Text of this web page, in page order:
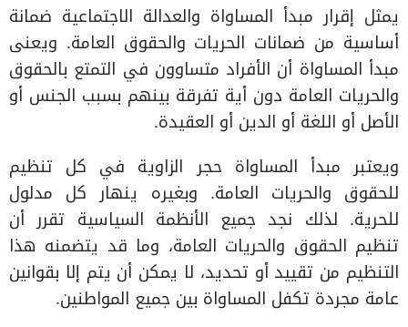
يمثل إقرار مبدأ المساواة والعدالة الاجتماعية ضمانة
أساسية من ضمانات الحريات والحقوق العامة. ويعنى
مبدأ المساواة أن الأفراد متساوون في التمتع بالحقوق
والحريات العامة دون أية تفرقة بينهم بسبب الجنس أو
الأصل أو اللغة أو الدين أو العقيدة.
ويعتبر مبدأ المساواة حجر الزاوية في كل تنظيم
للحقوق والحريات العامة. وبغيره ينهار كل مدلول
للحرية. لذلك نجد جميع الأنظمة السياسية تقرر أن
تنظيم الحقوق والحريات العامة، وما قد يتضمنه هذا
التنظيم من تقييد أو تحديد، لا يمكن أن يتم إلا بقوانين
عامة مجردة تكفل المساواة بين جميع المواطنين.